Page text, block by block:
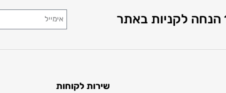
שירות לקוחות